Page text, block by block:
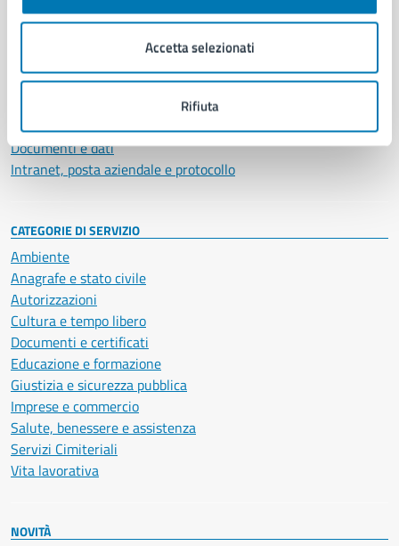
Accetta selezionati
Rifiuta
Organi di governo
Enti e fondazioni
Personale amministrativo
Documenti e dati
Intranet, posta aziendale e protocollo
CATEGORIE DI SERVIZIO
Ambiente
Anagrafe e stato civile
Autorizzazioni
Cultura e tempo libero
Documenti e certificati
Educazione e formazione
Giustizia e sicurezza pubblica
Imprese e commercio
Salute, benessere e assistenza
Servizi Cimiteriali
Vita lavorativa
NOVITÀ